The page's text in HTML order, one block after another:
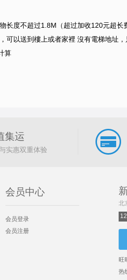
长度不超过1.8M（超过加收120元超长
以送到樓上或者家裡 沒有電梯地址
算
集运
实惠双重体验
会员中心
会员登录
会员注册
北
12
旺
热